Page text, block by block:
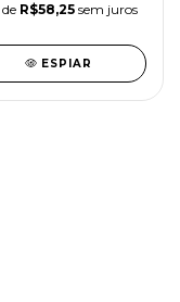
R$58,25 sem juros
ESPIAR